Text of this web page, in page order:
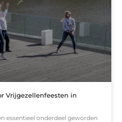
Vrijgezellenfeesten in
essentieel onderdeel geworden